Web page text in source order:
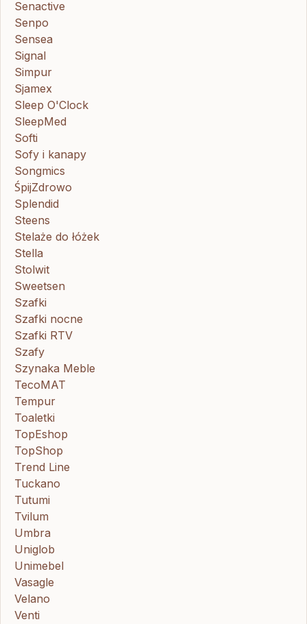
Senactive
Senpo
Sensea
Signal
Simpur
Sjamex
Sleep O'Clock
SleepMed
Softi
Sofy i kanapy
Songmics
ŚpijZdrowo
Splendid
Steens
Stelaże do łóżek
Stella
Stolwit
Sweetsen
Szafki
Szafki nocne
Szafki RTV
Szafy
Szynaka Meble
TecoMAT
Tempur
Toaletki
TopEshop
TopShop
Trend Line
Tuckano
Tutumi
Tvilum
Umbra
Uniglob
Unimebel
Vasagle
Velano
Venti